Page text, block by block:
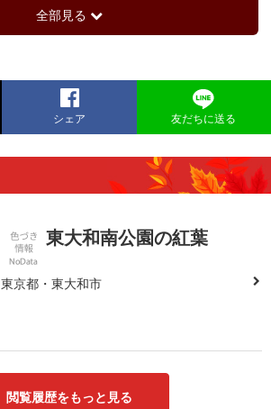
全部見る
シェア 友だちに送る
東大和南公園の紅葉
東京都・東大和市
閲覧履歴をもっと見る